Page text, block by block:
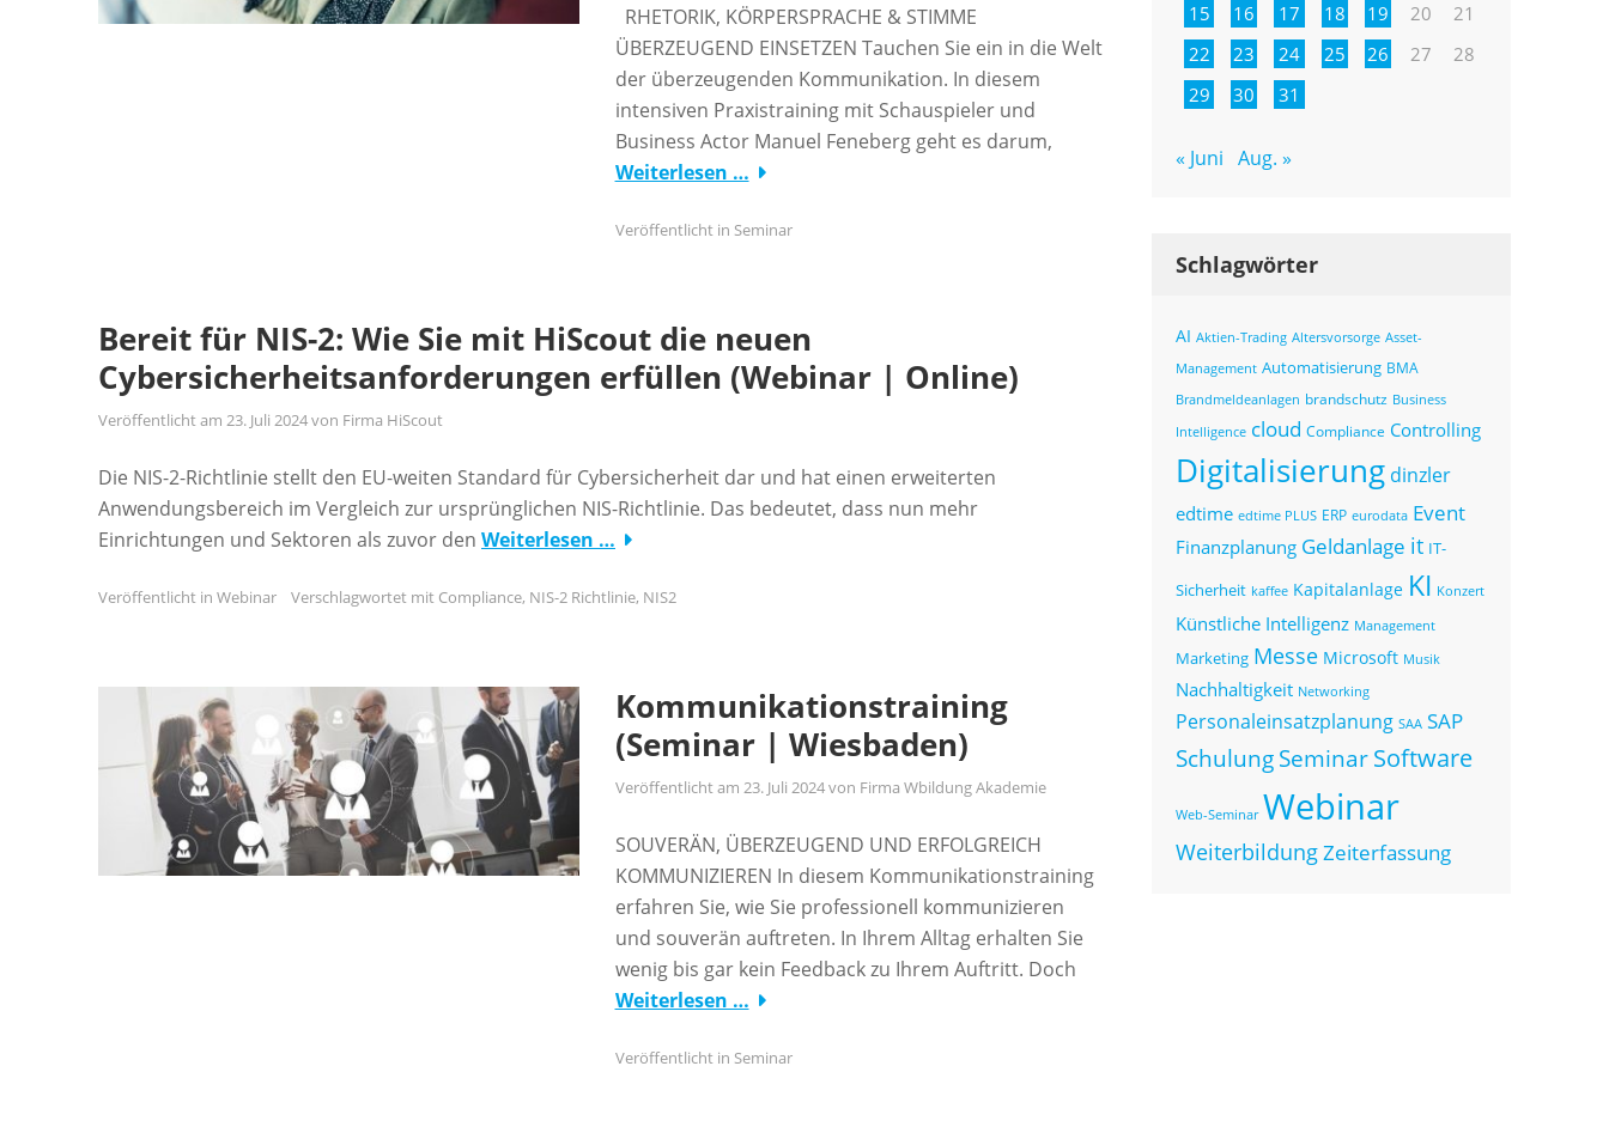
RHETORIK, KÖRPERSPRACHE & STIMME
ÜBERZEUGEND EINSETZEN Tauchen Sie ein in die Welt
der überzeugenden Kommunikation. In diesem
intensiven Praxistraining mit Schauspieler und
Business Actor Manuel Feneberg geht es darum,
Weiterlesen …
Veröffentlicht in Seminar
Bereit für NIS-2: Wie Sie mit HiScout die neuen
Cybersicherheitsanforderungen erfüllen (Webinar | Online)
Veröffentlicht am 23. Juli 2024von Firma HiScout
Die NIS-2-Richtlinie stellt den EU-weiten Standard für Cybersicherheit dar und hat einen erweiterten
Anwendungsbereich im Vergleich zur ursprünglichen NIS-Richtlinie. Das bedeutet, dass nun mehr
Einrichtungen und Sektoren als zuvor den Weiterlesen …
Veröffentlicht in Webinar Verschlagwortet mit Compliance, NIS-2 Richtlinie, NIS2
Kommunikationstraining
(Seminar | Wiesbaden)
Veröffentlicht am 23. Juli 2024von Firma Wbildung Akademie
SOUVERÄN, ÜBERZEUGEND UND ERFOLGREICH
KOMMUNIZIEREN In diesem Kommunikationstraining
erfahren Sie, wie Sie professionell kommunizieren
und souverän auftreten. In Ihrem Alltag erhalten Sie
wenig bis gar kein Feedback zu Ihrem Auftritt. Doch
Weiterlesen …
Veröffentlicht in Seminar
15
16 17 18 19 20
21
22
23 24 25 26 27
28
29
30 31
« Juni Aug. »
Schlagwörter
AI Aktien-Trading Altersvorsorge Asset-
Management Automatisierung BMA
Brandmeldeanlagen brandschutz Business
Intelligence cloud Compliance Controlling
Digitalisierung dinzler
edtime edtime PLUS ERP eurodata Event
Finanzplanung Geldanlage it IT-
Sicherheit kaffee Kapitalanlage KI Konzert
Künstliche Intelligenz Management
Marketing Messe Microsoft Musik
Nachhaltigkeit Networking
Personaleinsatzplanung SAA SAP
SchulungSeminarSoftware
Web-Seminar Webinar
WeiterbildungZeiterfassung